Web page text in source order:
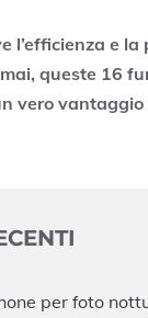
l’efficienza e la
queste 16
vero vantaggio
per foto